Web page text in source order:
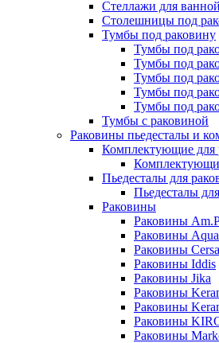
Стеллажи для ванной
Столешницы под
Тумбы под раковину
Тумбы под
Тумбы под
Тумбы под
Тумбы под
Тумбы под
Тумбы с раковиной
Раковины пьедесталы и
Комплектующие для
Пьедесталы для
Пьедесталы
Раковины
Раковины
Раковины
Раковины
Раковины Iddis
Раковины Jika
Раковины
Раковины
Раковины
Раковины